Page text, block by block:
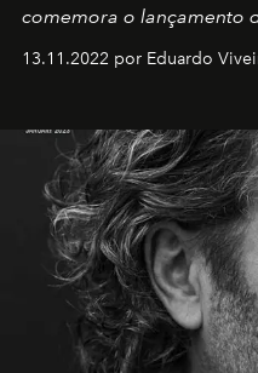
comemora o lançamento
13.11.2022 por Eduardo